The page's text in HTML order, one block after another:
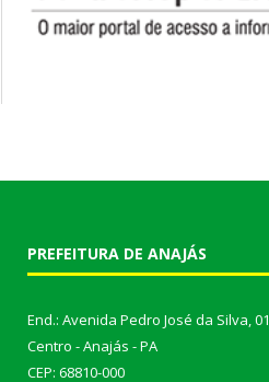
PREFEITURA DE ANAJÁS
End.: Avenida Pedro José da Silva, 01
Centro - Anajás - PA
CEP: 68810-000